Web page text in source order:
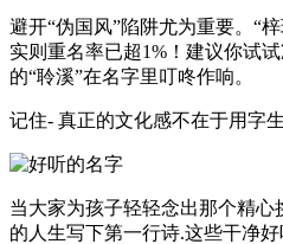
避开“伪国风”陷阱尤为重要。“
实则重名率已超1%！建议你试
的“聆溪”在名字里叮咚作响。
记住- 真正的文化感不在于用字
当大家为孩子轻轻念出那个精
的人生写下第一行诗.这些干净